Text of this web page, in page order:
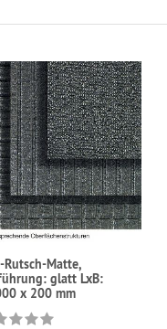
Matte,
glatt LxB:
x 200 mm